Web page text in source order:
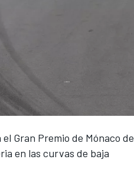
Gran Premio de Mónaco de
en las curvas de baja